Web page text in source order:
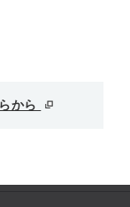
から